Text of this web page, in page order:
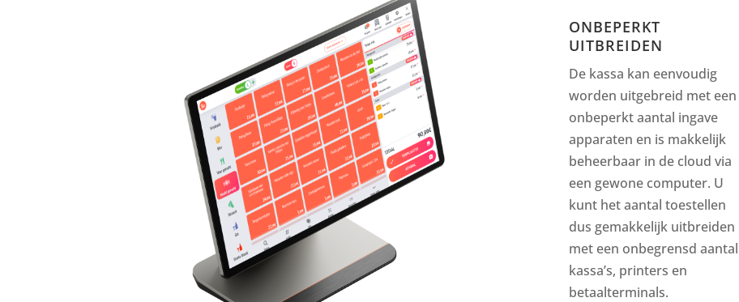
ONBEPERKT
UITBREIDEN
De kassa kan eenvoudig
worden uitgebreid met een
onbeperkt aantal ingave
apparaten en is makkelijk
beheerbaar in de cloud via
een gewone computer. U
kunt het aantal toestellen
dus gemakkelijk uitbreiden
met een onbegrensd aantal
kassa’s, printers en
betaalterminals.